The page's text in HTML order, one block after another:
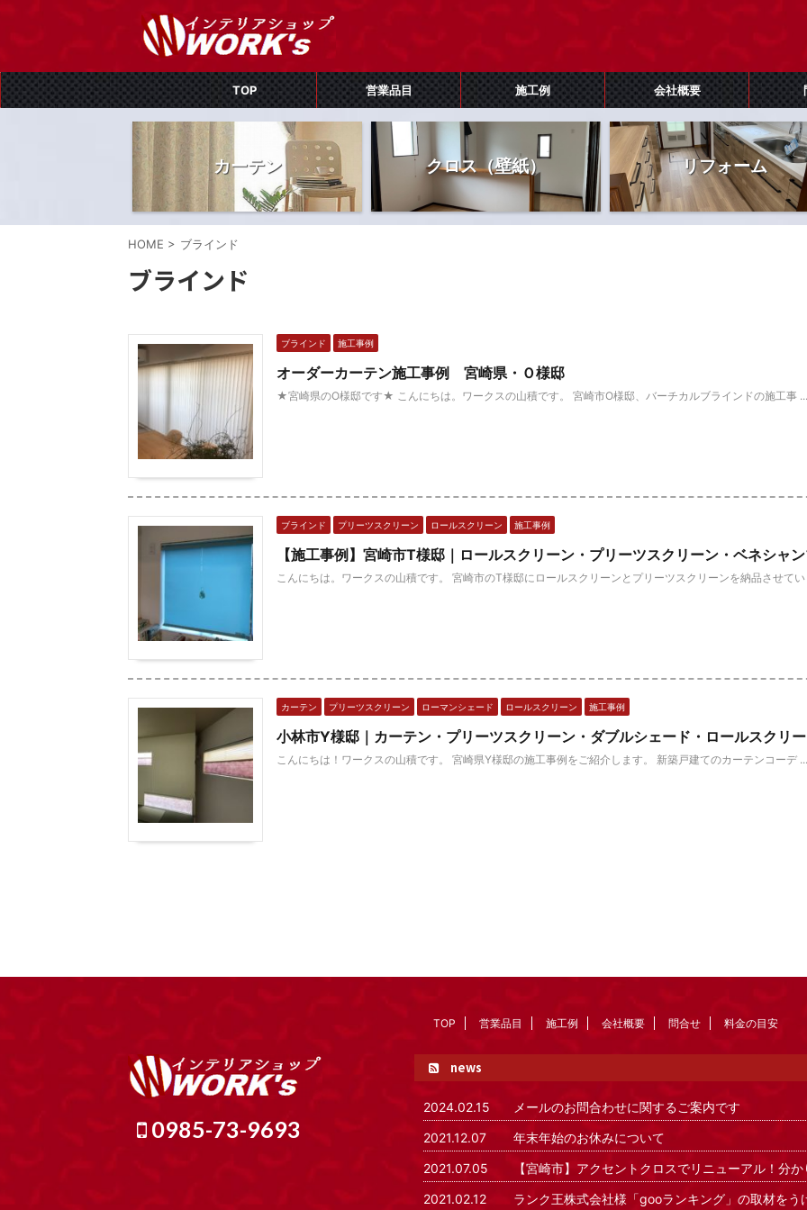
TOP 営業品目 施工例 会社概要
カーテン クロス（壁紙） リフォーム
HOME > ブラインド
ブラインド
ブラインド 施工事例
オーダーカーテン施工事例 宮崎県・Ｏ様邸
★宮崎県のO様邸です★ こんにちは。ワークスの山積です。 宮崎市O様邸、バーチカルブラインドの施工事 ...
ブラインド プリーツスクリーン ロールスクリーン 施工事例
【施工事例】宮崎市T様邸｜ロールスクリーン・プリーツスクリーン・ベネシャ
こんにちは。ワークスの山積です。 宮崎市のT様邸にロールスクリーンとプリーツスクリーンを納品させてい
カーテン プリーツスクリーン ローマンシェード ロールスクリーン 施工事例
小林市Y様邸｜カーテン・プリーツスクリーン・ダブルシェード・ロールスクリ
こんにちは！ワークスの山積です。 宮崎県Y様邸の施工事例をご紹介します。 新築戸建てのカーテンコーデ ...
TOP 営業品目 施工例 会社概要 問合せ 料金の目安
news
2024.02.15
メールのお問合わせに関するご案内です
2021.12.07
年末年始のお休みについて
2021.07.05
【宮崎市】アクセントクロスでリニューアル！分
2021.02.12
ランク王株式会社様「gooランキング」の取材をう
0985-73-9693